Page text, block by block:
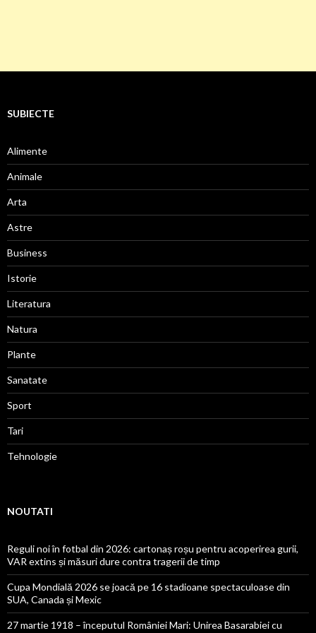
SUBIECTE
Alimente
Animale
Arta
Astre
Business
Istorie
Literatura
Natura
Plante
Sanatate
Sport
Tari
Tehnologie
NOUTATI
Reguli noi în fotbal din 2026: cartonaș roșu pentru acoperirea gurii,
VAR extins și măsuri dure contra tragerii de timp
Cupa Mondială 2026 se joacă pe 16 stadioane spectaculoase din
SUA, Canada și Mexic
27 martie 1918 – începutul României Mari: Unirea Basarabiei cu